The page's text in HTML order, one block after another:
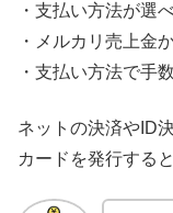
・支払い方法が選
・メルカリ売上金
・支払い方法で手
ネットの決済やID
カードを発行する